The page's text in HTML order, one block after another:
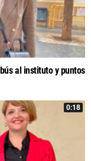
al instituto y puntos
0:18